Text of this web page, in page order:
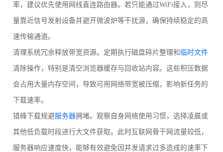
率，建议优先使用网线直连路由器。若只能通过WiFi接入，则尽
量靠近信号发射设备并避开微波炉等干扰源，确保持续稳定的高
速传输通道。
清理系统冗余释放带宽资源。定期执行磁盘碎片整理和临时文件
清除操作，特别是清空浏览器缓存与回收站内容。这些积压数据
会占用大量内存空间，导致可用网络带宽被压缩，影响新任务的
下载速率。
错峰下载规避服务器拥堵。观察自身网络使用习惯，选择凌晨或
其他低负载时段进行大文件获取。此时互联网骨干网流量较低，
服务器响应速度快，能够有效避免因并发请求过多造成的速率下